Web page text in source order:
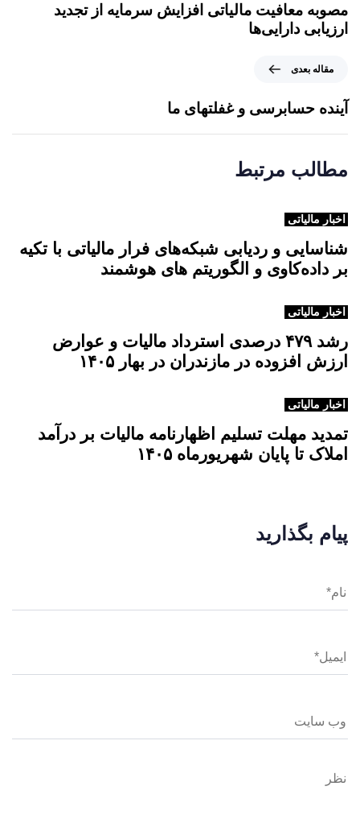
مصوبه معافیت مالیاتی افزایش سرمایه از تجدید
ارزیابی دارایی‌ها
ه
مقاله بعدی
آینده حسابرسی و غفلتهای ما
مطالب مرتبط
اخبار مالیاتی
شناسایی و ردیابی شبکه‌های فرار مالیاتی با تکیه
بر داده‌کاوی و الگوریتم های هوشمند
اخبار مالیاتی
رشد ۴۷۹ درصدی استرداد مالیات و عوارض
ارزش افزوده در مازندران در بهار ۱۴۰۵
اخبار مالیاتی
تمدید مهلت تسلیم اظهارنامه مالیات بر درآمد
املاک تا پایان شهریورماه ۱۴۰۵
پیام بگذارید